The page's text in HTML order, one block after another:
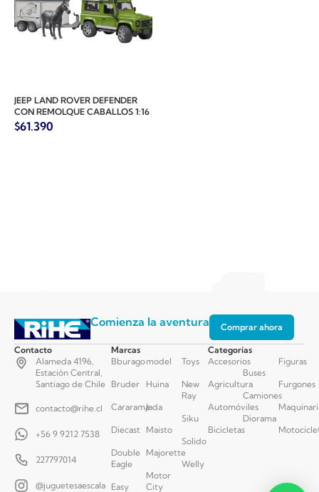
JEEP LAND ROVER DEFENDER
CON REMOLQUE CABALLOS 1:16
$61.390
Comienza la aventura Comprar ahora
Contacto
Alameda 4196,
Estación Central,
Santiago de Chile
contacto@rihe.cl
+56 9 9212 7538
227797014
@juguetesaescala
Marcas
Bburago
Bruder
Cararama
Diecast
Double
Eagle
Easy
model
Huina
Jada
Maisto
Majorette
Motor
City
Toys
New
Ray
Siku
Solido
Welly
Categorías
Accesorios
Agricultura
Automóviles
Bicicletas
Buses
Camiones
Diorama
Figuras
Furgones